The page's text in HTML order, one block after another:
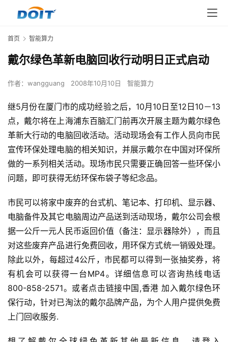
首页 智能算力
戴尔绿色革新电脑回收行动明日正式启动
作者： wangguang 2008年10月10日 智能算力
继5月份在厦门市的成功经验之后，10月10日至12日10－13
点，戴尔将在上海浦东百脑汇门前再次开展主题为戴尔绿色
革新大行动的电脑回收活动。活动现场会有工作人员向市民
宣传环保处理电脑的相关知识，并展示戴尔在中国对环保所
做的一系列相关活动。现场市民只需要正确回答一些环保小
问题，即可获得无纺环保布袋子等纪念品。
市民可以将家中废弃的台式机、笔记本、打印机、显示器、
电脑备件及其它电脑周边产品送到活动现场，戴尔公司会根
据一公斤一元人民币返回价值（备注：显示器除外），而且
对这些废弃产品进行免费回收，用环保方式统一销毁处理。
除此以外，每超过4公斤，市民都可以得到一张抽奖券，将
有机会可以获得一台MP4。详细信息可以咨询热线电话
800-858-2571。或者点击链接中国,香港 加入戴尔绿色环
保行动，针对已淘汰的戴尔品牌产品，为个人用户提供免费
上门回收服务.